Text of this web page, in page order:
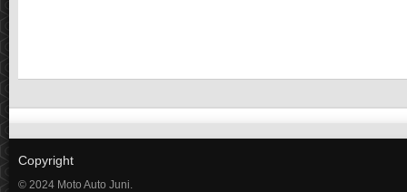
Copyright
© 2024 Moto Auto Juni.